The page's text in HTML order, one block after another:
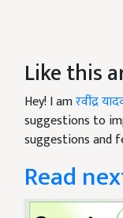
Like this
Hey! I amरवींद्र
suggestions to
suggestions and
Read